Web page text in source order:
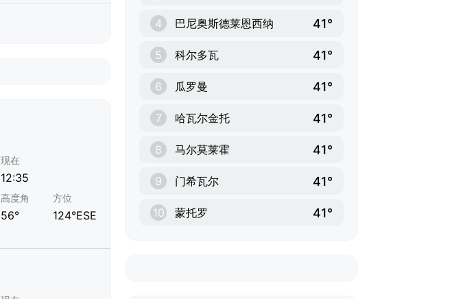
现在
12:35
高度角
56°
方位
124°ESE
4 巴尼奥斯德莱恩西纳 41°
5 科尔多瓦 41°
6 瓜罗曼 41°
7 哈瓦尔金托 41°
8 马尔莫莱霍 41°
9 门希瓦尔 41°
10 蒙托罗 41°